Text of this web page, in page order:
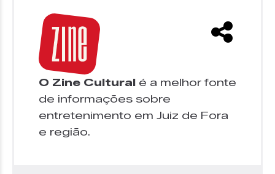
O Zine Cultural é a melhor fonte
de informações sobre
entretenimento em Juiz de Fora
e região.